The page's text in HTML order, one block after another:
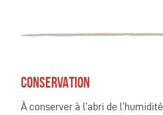
CONSERVATION
À conserver à l’abri de